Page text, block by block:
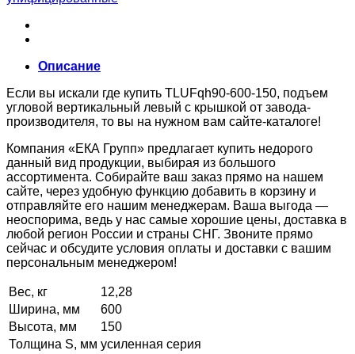
Описание
Если вы искали где купить TLUFqh90-600-150, подъем
угловой вертикальный левый с крышкой от завода-
производителя, то вы на нужном вам сайте-каталоге!
Компания «ЕКА Групп» предлагает купить недорого
данный вид продукции, выбирая из большого
ассортимента. Собирайте ваш заказ прямо на нашем
сайте, через удобную функцию добавить в корзину и
отправляйте его нашим менеджерам. Ваша выгода —
неоспорима, ведь у нас самые хорошие цены, доставка в
любой регион России и страны СНГ. Звоните прямо
сейчас и обсудите условия оплаты и доставки с вашим
персональным менеджером!
Вес, кг
12,28
Ширина, мм
600
Высота, мм
150
Толщина S, мм усиленная серия